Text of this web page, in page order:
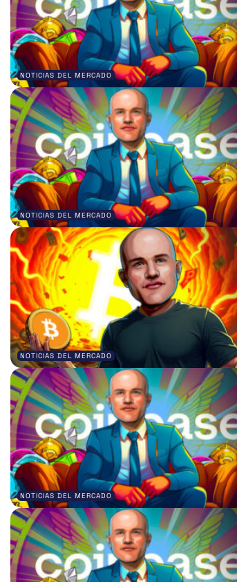
NOTICIAS DEL MERCADO
NOTICIAS DEL MERCADO
NOTICIAS DEL MERCADO
NOTICIAS DEL MERCADO